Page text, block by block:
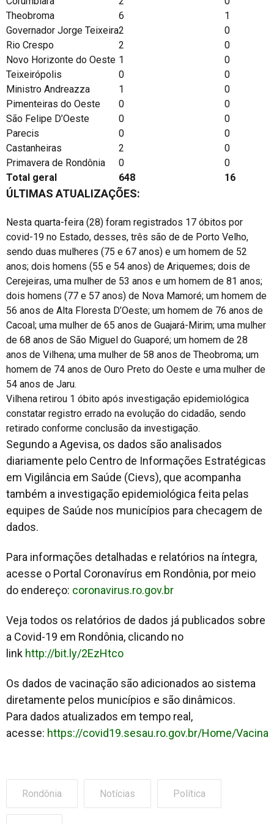
Theobroma
6
1
Governador Jorge Teixeira2
0
Rio Crespo
2
0
Novo Horizonte do Oeste 1
0
Teixeirópolis
0
0
Ministro Andreazza
1
0
Pimenteiras do Oeste
0
0
São Felipe D’Oeste
0
0
Parecis
0
0
Castanheiras
2
0
Primavera de Rondônia
0
0
Total geral
648 16
ÚLTIMAS ATUALIZAÇÕES:
Nesta quarta-feira (28) foram registrados 17 óbitos por
covid-19 no Estado, desses, três são de de Porto Velho,
sendo duas mulheres (75 e 67 anos) e um homem de 52
anos; dois homens (55 e 54 anos) de Ariquemes; dois de
Cerejeiras, uma mulher de 53 anos e um homem de 81 anos;
dois homens (77 e 57 anos) de Nova Mamoré; um homem de
56 anos de Alta Floresta D’Oeste; um homem de 76 anos de
Cacoal; uma mulher de 65 anos de Guajará-Mirim; uma mulher
de 68 anos de São Miguel do Guaporé; um homem de 28
anos de Vilhena; uma mulher de 58 anos de Theobroma; um
homem de 74 anos de Ouro Preto do Oeste e uma mulher de
54 anos de Jaru.
Vilhena retirou 1 óbito após investigação epidemiológica
constatar registro errado na evolução do cidadão, sendo
retirado conforme conclusão da investigação.
Segundo a Agevisa, os dados são analisados
diariamente pelo Centro de Informações Estratégicas
em Vigilância em Saúde (Cievs), que acompanha
também a investigação epidemiológica feita pelas
equipes de Saúde nos municípios para checagem de
dados.
Para informações detalhadas e relatórios na íntegra,
acesse o Portal Coronavírus em Rondônia, por meio
do endereço: coronavirus.ro.gov.br
Veja todos os relatórios de dados já publicados sobre
a Covid-19 em Rondônia, clicando no
link http://bit.ly/2EzHtco
Os dados de vacinação são adicionados ao sistema
diretamente pelos municípios e são dinâmicos.
Para dados atualizados em tempo real,
acesse: https://covid19.sesau.ro.gov.br/Home/Vacina
Rondônia Notícias Política